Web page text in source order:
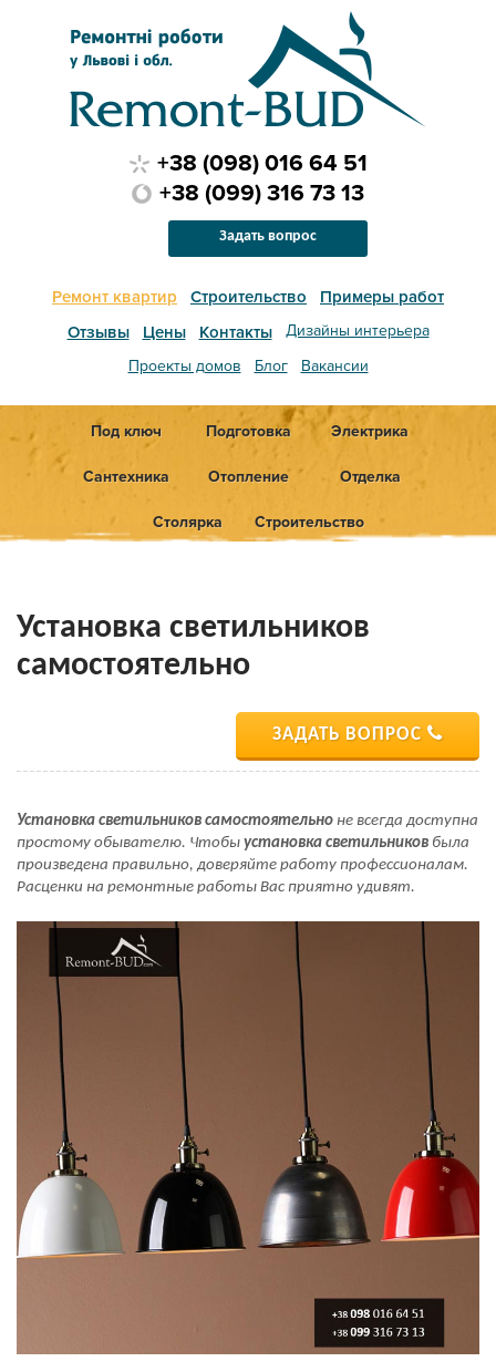
Ремонт квартир Строительство
Примеры работ
Отзывы
Цены Контакты
Дизайны интерьера
Проекты домов
Блог Вакансии
+38 (098) 016 64 51
+38 (099) 316 73 13
Задать вопрос
Под ключ Подготовка Электрика
Сантехника Отопление Отделка
Столярка Строительство
Установка светильников
самостоятельно
ЗАДАТЬ ВОПРОС
Установка светильников самостоятельно не всегда доступна
простому обывателю. Чтобы установка светильников была
произведена правильно, доверяйте работу профессионалам.
Расценки на ремонтные работы Вас приятно удивят.